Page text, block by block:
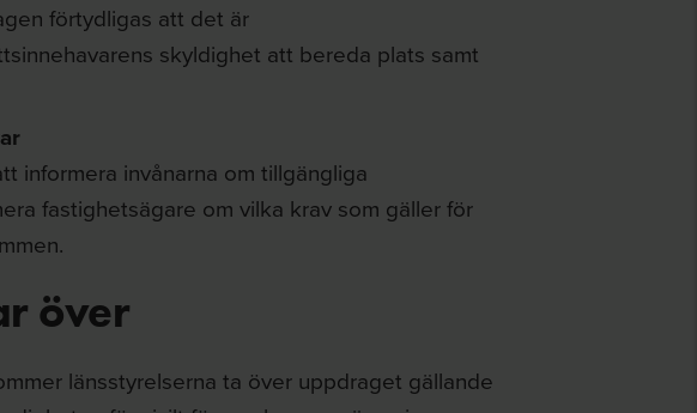
förtydligas att det är
skyldighet att bereda plats samt
informera invånarna om tillgängliga
fastighetsägare om vilka krav som gäller för
över
länsstyrelserna ta över uppdraget gällande